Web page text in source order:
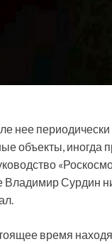
нее
объекты, иногда
Владимир Сурдин
время